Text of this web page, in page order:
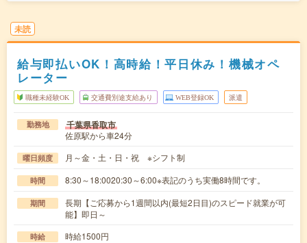
未読
給与即払いOK！高時給！平日休み！機械オペ
レーター
職種未経験OK 交通費別途支給あり WEB登録OK 派遣
勤務地 千葉県香取市
佐原駅から車24分
曜日頻度 月～金・土・日・祝 ※シフト制
時間 8:30～18:0020:30～6:00※表記のうち実働8時間です。
期間
長期【ご応募から1週間以内(最短2日目)のスピード就業が可
能】即日～
時給 時給1500円